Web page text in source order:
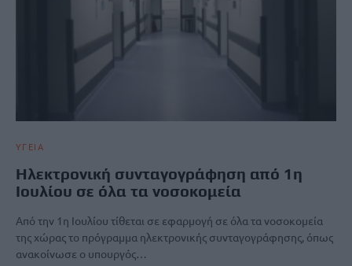
ΥΓΕΙΑ
Ηλεκτρονική συνταγογράφηση από 1η
Ιουλίου σε όλα τα νοσοκομεία
Από την 1η Ιουλίου τίθεται σε εφαρμογή σε όλα τα νοσοκομεία
της χώρας το πρόγραμμα ηλεκτρονικής συνταγογράφησης, όπως
ανακοίνωσε ο υπουργός…